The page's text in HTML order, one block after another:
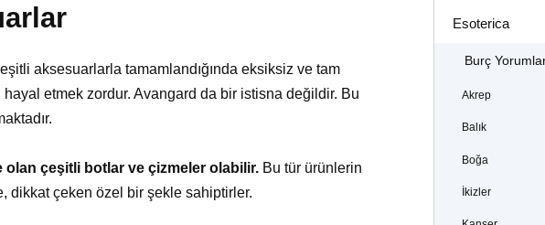
aksesuarlarla tamamlandığında eksiksiz ve tam
etmek zordur. Avangard da bir istisna değildir. Bu
olan çeşitli botlar ve çizmeler olabilir. Bu tür ürünlerin
dikkat çeken özel bir şekle sahiptirler.
Esoterica
Burç
Akrep
Balık
Boğa
İkizler